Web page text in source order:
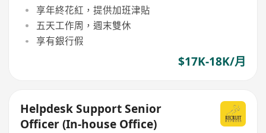
享年終花紅，提供加班津貼
五天工作周，週末雙休
享有銀行假
$17K-18K/月
Helpdesk Support Senior
Officer (In-house Office)